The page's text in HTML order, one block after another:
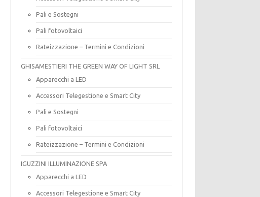
Pali e Sostegni
Pali fotovoltaici
Rateizzazione – Termini e Condizioni
GHISAMESTIERI THE GREEN WAY OF LIGHT SRL
Apparecchi a LED
Accessori Telegestione e Smart City
Pali e Sostegni
Pali fotovoltaici
Rateizzazione – Termini e Condizioni
IGUZZINI ILLUMINAZIONE SPA
Apparecchi a LED
Accessori Telegestione e Smart City